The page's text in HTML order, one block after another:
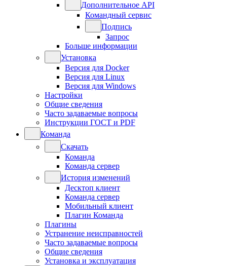
Дополнительное API
Командный сервис
Подпись
Запрос
Больше информации
Установка
Версия для Docker
Версия для Linux
Версия для Windows
Настройки
Общие сведения
Часто задаваемые вопросы
Инструкции ГОСТ и PDF
Команда
Скачать
Команда
Команда сервер
История изменений
Десктоп клиент
Команда сервер
Мобильный клиент
Плагин Команда
Плагины
Устранение неисправностей
Часто задаваемые вопросы
Общие сведения
Установка и эксплуатация